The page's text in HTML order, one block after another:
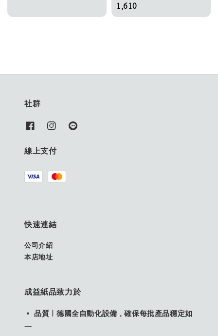
price
1,610
社群
線上支付
快速連結
公司介紹
本店地址
成益紙品致力於
• 品質｜德國全自動化設備，確保每批產品穩定如
一